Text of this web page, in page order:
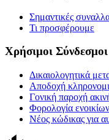
Σημαντικές
Τι προσφέρουμε
Χρήσιμοι Σύνδεσμοι
Δικαιολογητικά
Αποδοχή
Γονική παροχή
Φορολογία
Νέος κώδικας για